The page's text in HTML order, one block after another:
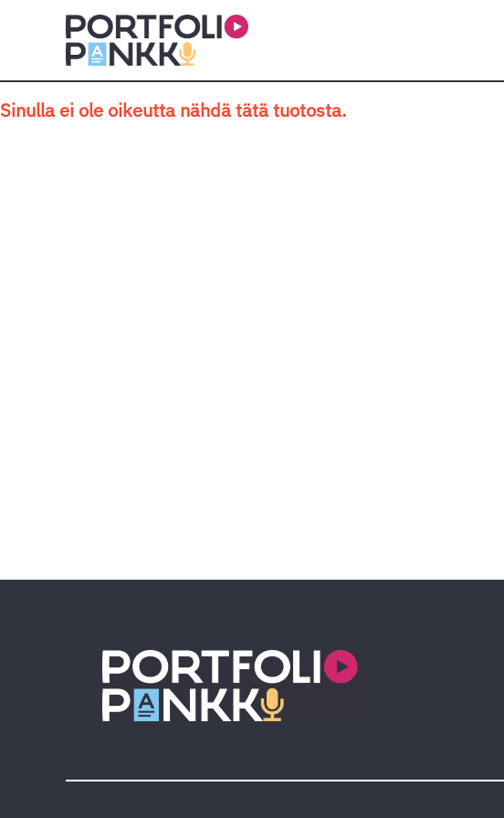
Siirry sisältöön
Sinulla ei ole oikeutta nähdä tätä tuotosta.